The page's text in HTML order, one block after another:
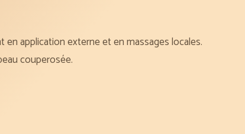
en application externe et en massages locales.
couperosée.